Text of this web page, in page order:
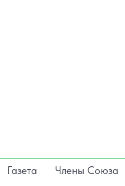
Газета Члены Союза